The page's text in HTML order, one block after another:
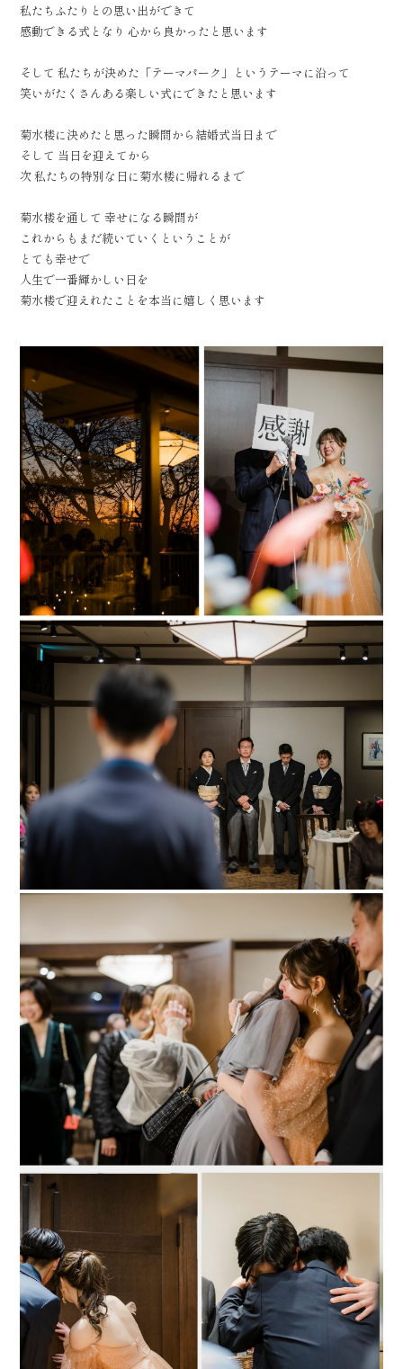
私たちふたりとの思い出ができて
感動できる式となり 心から良かったと思います
そして 私たちが決めた「テーマパーク」というテーマに沿って
笑いがたくさんある楽しい式にできたと思います
菊水楼に決めたと思った瞬間から結婚式当日まで
そして 当日を迎えてから
次 私たちの特別な日に菊水楼に帰れるまで
菊水楼を通して 幸せになる瞬間が
これからもまだ続いていくということが
とても幸せで
人生で一番輝かしい日を
菊水楼で迎えれたことを本当に嬉しく思います